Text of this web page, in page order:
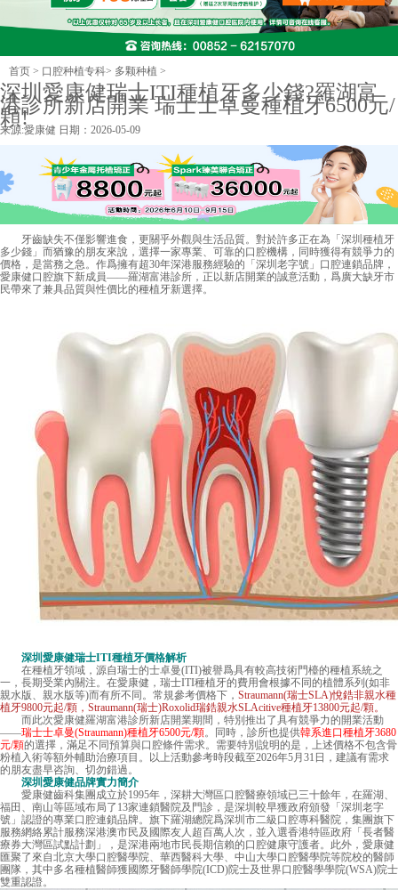
首页 > 口腔种植专科> 多颗种植 >
深圳愛康健瑞士ITI種植牙多少錢?羅湖富
港診所新店開業 瑞士士卓曼種植牙6500元/
顆!
来源:愛康健 日期：2026-05-09
牙齒缺失不僅影響進食，更關乎外觀與生活品質。對於許多正在為「 深圳種植牙
多少錢 」而猶豫的朋友來說，選擇一家專業、可靠的口腔機構，同時獲得有競爭力的
價格，是當務之急。作爲擁有超30年深港服務經驗的「深圳老字號」口腔連鎖品牌，
愛康健口腔旗下新成員——羅湖富港診所，正以新店開業的誠意活動，爲廣大缺牙市
民帶來了兼具品質與性價比的種植牙新選擇。
深圳愛康健瑞士ITI種植牙價格解析
在種植牙領域，源自瑞士的士卓曼(ITI)被譽爲具有較高技術門檯的種植系統之
一，長期受業內關注。在愛康健，瑞士ITI種植牙的費用會根據不同的植體系列(如非
親水版、親水版等)而有所不同。常規參考價格下， Straumann(瑞士SLA)悅鋯非親水種
植牙9800元起/顆，Straumann(瑞士)Roxolid瑞鋯親水SLAcitive種植牙13800元起/顆。
而此次愛康健羅湖富港診所新店開業期間，特別推出了具有競爭力的開業活動
——瑞士士卓曼(Straumann)種植牙6500元/顆。同時，診所也提供韓系進口種植牙3680
元/顆的選擇，滿足不同預算與口腔條件需求。需要特別說明的是，上述價格不包含骨
粉植入術等額外輔助治療項目。以上活動參考時段截至2026年5月31日，建議有需求
的朋友盡早咨詢、切勿錯過。
深圳愛康健品牌實力簡介
愛康健齒科集團成立於1995年，深耕大灣區口腔醫療領域已三十餘年，在羅湖、
福田、南山等區域布局了13家連鎖醫院及門診，是深圳較早獲政府頒發「深圳老字
號」認證的專業口腔連鎖品牌。旗下羅湖總院爲深圳市二級口腔專科醫院，集團旗下
服務網絡累計服務深港澳市民及國際友人超百萬人次，並入選香港特區政府「長者醫
療券大灣區試點計劃」，是深港兩地市民長期信賴的口腔健康守護者。此外，愛康健
匯聚了來自北京大學口腔醫學院、華西醫科大學、中山大學口腔醫學院等院校的醫師
團隊，其中多名種植醫師獲國際牙醫師學院(ICD)院士及世界口腔醫學學院(WSA)院士
雙重認證。